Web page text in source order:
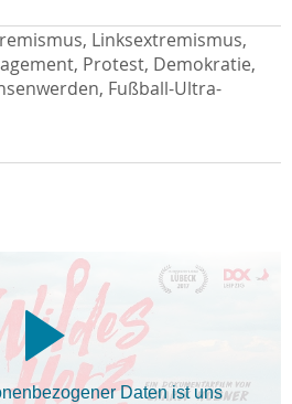
Linksextremismus,
Protest, Demokratie,
Fußball-Ultra-
Daten ist uns